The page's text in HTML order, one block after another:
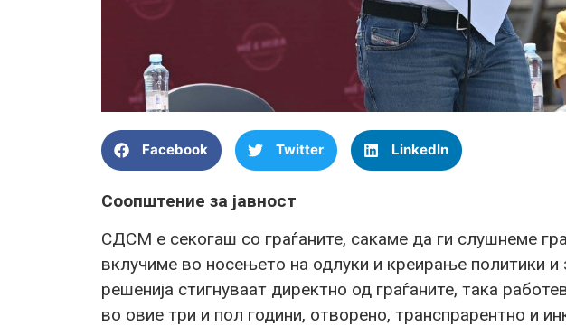
Facebook Twitter LinkedIn
Соопштение за јавност
СДСМ е секогаш со граѓаните, сакаме да ги слушнеме
вклучиме во носењето на одлуки и креирање политики и
решенија стигнуваат директно од граѓаните, така
во овие три и пол години, отворено, транспрарентно и